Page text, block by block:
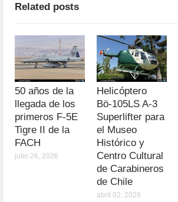
Related posts
50 años de la
llegada de los
primeros F-5E
Tigre II de la
FACH
julio 26, 2026
Helicóptero
Bö-105LS A-3
Superlifter para
el Museo
Histórico y
Centro Cultural
de Carabineros
de Chile
abril 02, 2026